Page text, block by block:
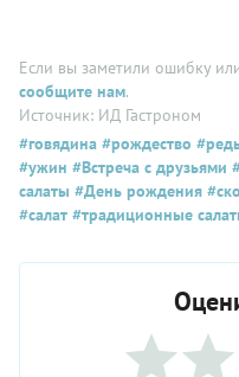
Если вы заметили ошибку
сообщите нам.
Источник: ИД Гастроном
#говядина #рождество
#ужин #Встреча с друзьями
салаты #День рождения
#салат #традиционные